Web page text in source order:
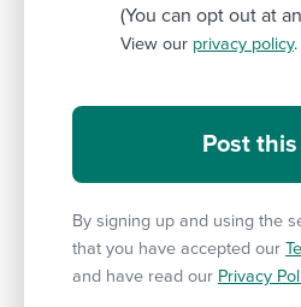
(You can opt out at
View our privacy policy.
By signing up and using the
that you have accepted our
and have read our Privacy